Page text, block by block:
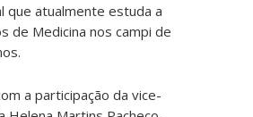
que atualmente estuda a
de Medicina nos campi de
a participação da vice-